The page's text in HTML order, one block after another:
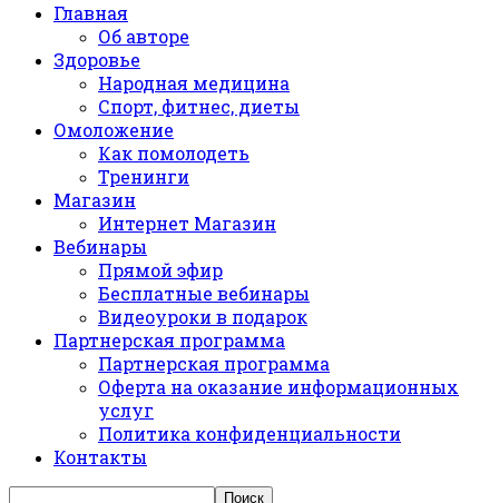
Главная
Об авторе
Здоровье
Народная медицина
Спорт, фитнес, диеты
Омоложение
Как помолодеть
Тренинги
Магазин
Интернет Магазин
Вебинары
Прямой эфир
Бесплатные вебинары
Видеоуроки в подарок
Партнерская программа
Партнерская программа
Оферта на оказание информационных
услуг
Политика конфиденциальности
Контакты